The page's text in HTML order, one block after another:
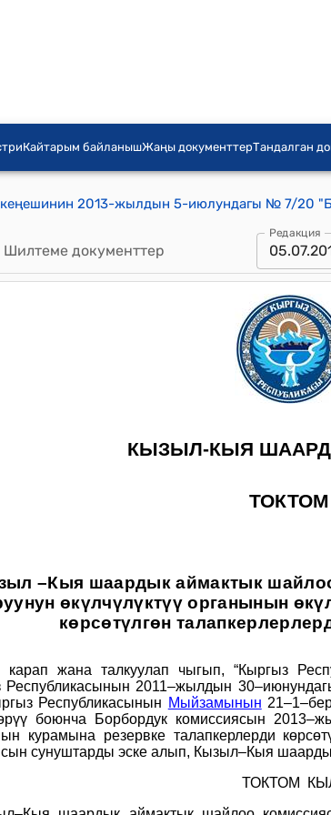
Кайтарым байланышЖаңы документтерТандалган
Шилтеме документтер
Редакция